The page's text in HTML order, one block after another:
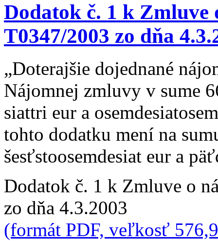
Dodatok č. 1 k Zmluve
T0347/2003 zo dňa
„Doterajšie dojednané
Nájomnej zmluvy v sume
siattri eur a
tohto dodatku mení na
šesťstoosemdesiat eur a
Dodatok č. 1 k Zmluve o
zo dňa 4.3.2003
(formát PDF, veľkosť